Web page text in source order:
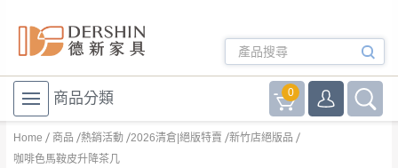
商品分類 0
Home 商品 熱銷活動 2026清倉|絕版特賣
新竹店絕版品
咖啡色馬鞍皮升降茶几